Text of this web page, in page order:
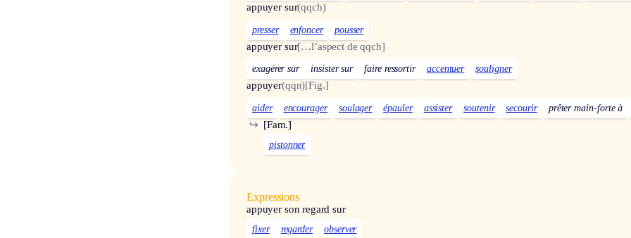
appuyer sur(qqch)
presser enfoncer pousser
appuyer sur[…l’aspect de qqch]
exagérer sur insister sur faire ressortir accentuer souligner
appuyer(qqn)[Fig.]
aider encourager soulager épauler assister soutenir secourir prêter main-forte à
[Fam.]
↪
pistonner
Expressions
appuyer son regard sur
fixer regarder observer